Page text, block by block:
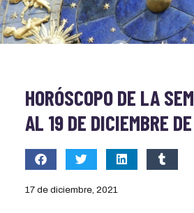
HORÓSCOPO DE LA
AL 19 DE DICIEMBRE
17 de diciembre, 2021